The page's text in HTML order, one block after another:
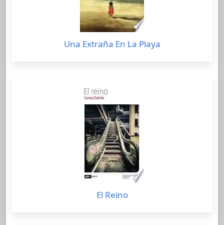
Una Extraña En La Playa
El Reino